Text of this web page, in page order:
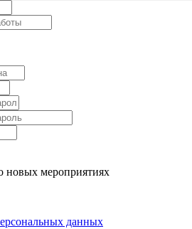
новых мероприятиях
данных